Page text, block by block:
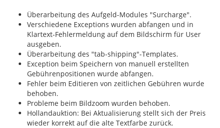
Überarbeitung des Aufgeld-Modules "Surcharge".
Verschiedene Exceptions wurden abfangen und in
Klartext-Fehlermeldung auf dem Bildschirm für User
ausgeben.
Überarbeitung des "tab-shipping"-Templates.
Exception beim Speichern von manuell erstellten
Gebührenpositionen wurde abfangen.
Fehler beim Editieren von zeitlichen Gebühren wurde
behoben.
Probleme beim Bildzoom wurden behoben.
Hollandauktion: Bei Aktualisierung stellt sich der Preis
wieder korrekt auf die alte Textfarbe zurück.